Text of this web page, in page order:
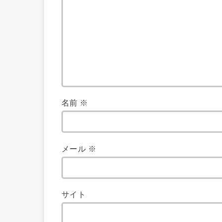
名前 ※
メール ※
サイト